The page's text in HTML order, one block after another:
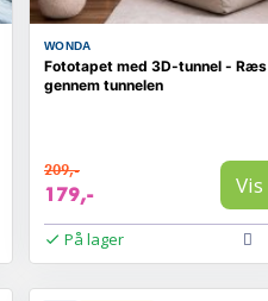
WONDA
Fototapet med 3D-tunnel - Ræs
gennem tunnelen
209,-
179,- Vis
På lager